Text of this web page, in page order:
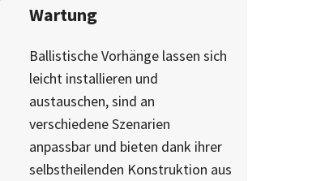
Wartung
Ballistische Vorhänge lassen sich
leicht installieren und
austauschen, sind an
verschiedene Szenarien
anpassbar und bieten dank ihrer
selbstheilenden Konstruktion aus